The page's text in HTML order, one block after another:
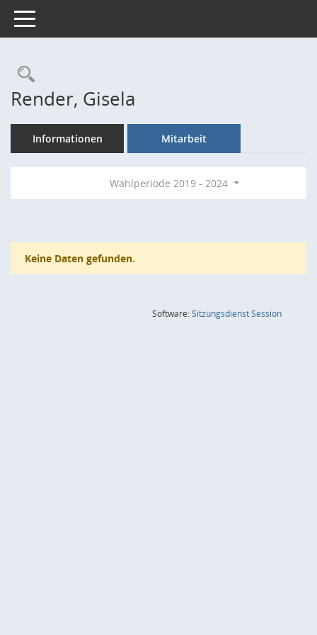
Toggle navigation
Rechercheauswahl
Render, Gisela
Informationen Mitarbeit
Wahlperiode 2019 - 2024
Keine Daten gefunden.
Software:SitzungsdienstSession(Wird in